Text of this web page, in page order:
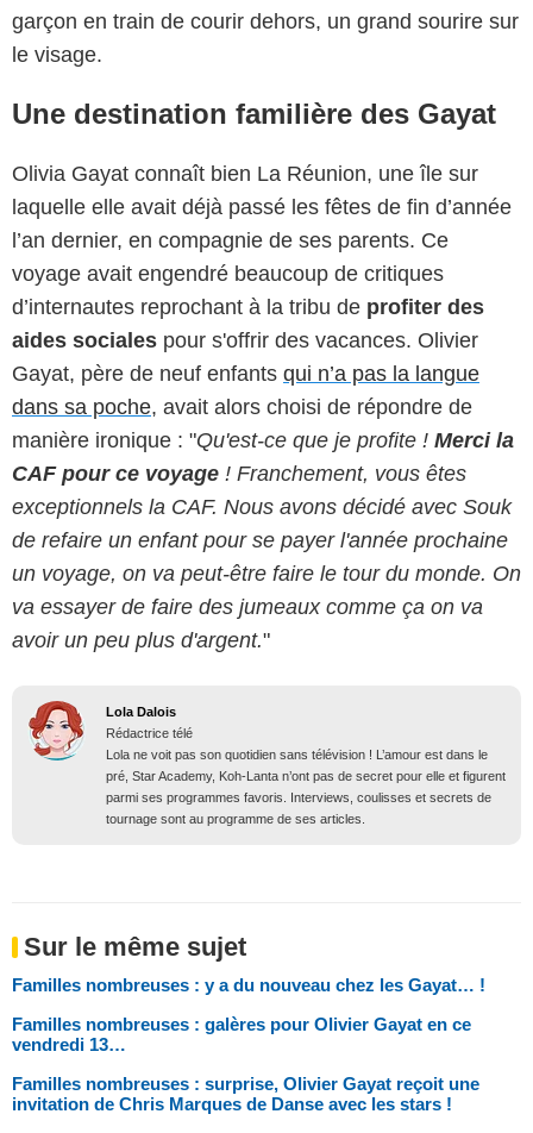
garçon en train de courir dehors, un grand sourire sur
le visage.
Une destination familière des Gayat
Olivia Gayat connaît bien La Réunion, une île sur
laquelle elle avait déjà passé les fêtes de fin d’année
l’an dernier, en compagnie de ses parents. Ce
voyage avait engendré beaucoup de critiques
d’internautes reprochant à la tribu de profiter des
aides sociales pour s'offrir des vacances. Olivier
Gayat, père de neuf enfants qui n’a pas la langue
dans sa poche, avait alors choisi de répondre de
manière ironique : "Qu'est-ce que je profite ! Merci la
CAF pour ce voyage ! Franchement, vous êtes
exceptionnels la CAF. Nous avons décidé avec Souk
de refaire un enfant pour se payer l'année prochaine
un voyage, on va peut-être faire le tour du monde. On
va essayer de faire des jumeaux comme ça on va
avoir un peu plus d'argent."
Lola Dalois
Rédactrice télé
Lola ne voit pas son quotidien sans télévision ! L’amour est dans le
pré, Star Academy, Koh-Lanta n’ont pas de secret pour elle et figurent
parmi ses programmes favoris. Interviews, coulisses et secrets de
tournage sont au programme de ses articles.
Sur le même sujet
Familles nombreuses : y a du nouveau chez les Gayat… !
Familles nombreuses : galères pour Olivier Gayat en ce
vendredi 13…
Familles nombreuses : surprise, Olivier Gayat reçoit une
invitation de Chris Marques de Danse avec les stars !